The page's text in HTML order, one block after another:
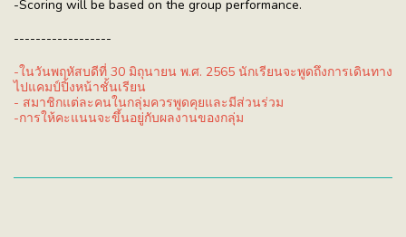
-Scoring will be based on the group performance.
------------------
-ในวันพฤหัสบดีที่ 30 มิถุนายน พ.ศ. 2565 นักเรียนจะพูดถึงการเดินทาง
ไปแคมป์ปิ้งหน้าชั้นเรียน
- สมาชิกแต่ละคนในกลุ่มควรพูดคุยและมีส่วนร่วม
-การให้คะแนนจะขึ้นอยู่กับผลงานของกลุ่ม